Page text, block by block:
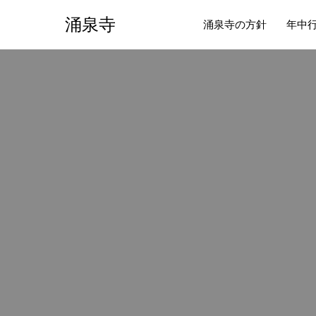
涌泉寺 涌泉寺の方針 年中